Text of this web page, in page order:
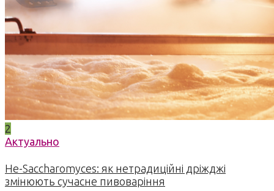
2
Актуально
Не-Saccharomyces: як нетрадиційні дріжджі
змінюють сучасне пивоваріння